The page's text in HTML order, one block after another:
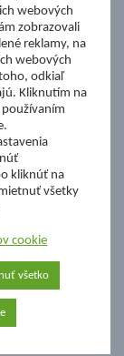
Podbrezová
webových
zobrazovali
reklamy, na
webových
odkiaľ
Kliknutím na
používaním
kliknúť na
všetky
cookie
všetko